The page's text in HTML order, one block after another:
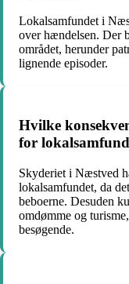
Lokalsamfundet i
over hændelsen. Der
området, herunder
lignende episoder.
Hvilke
for
Skyderiet i Næstved
lokalsamfundet, da
beboerne. Desuden
omdømme og
besøgende.